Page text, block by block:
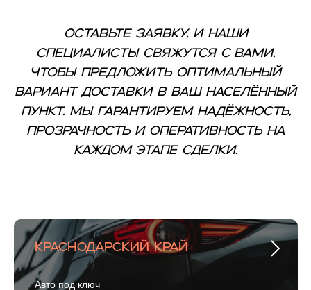
Оставьте заявку, и наши
специалисты свяжутся с вами,
чтобы предложить оптимальный
вариант доставки в ваш населённый
пункт. Мы гарантируем надёжность,
прозрачность и оперативность на
каждом этапе сделки.
Краснодарский край
Авто под ключ